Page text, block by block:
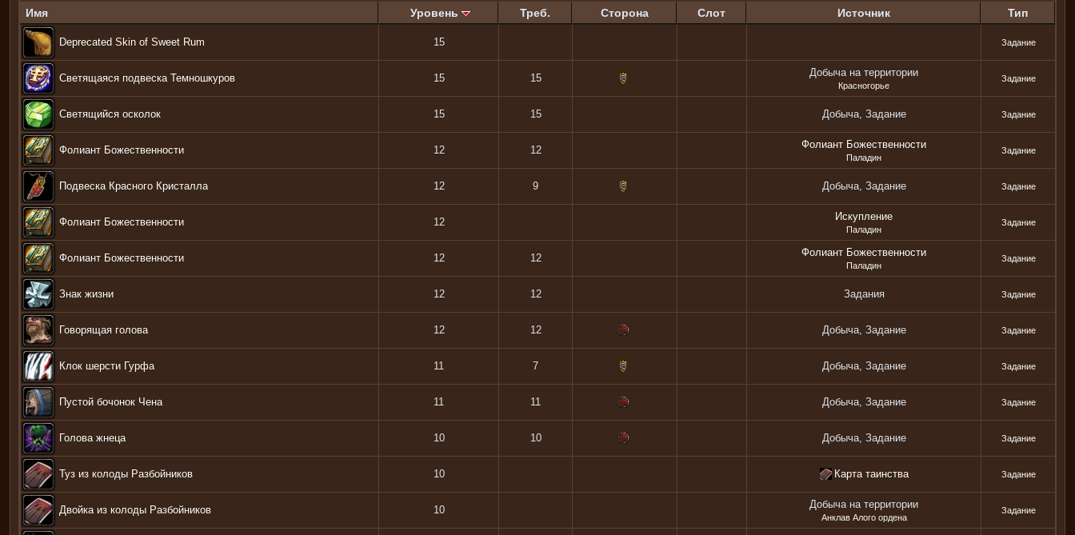
Имя Уровень Треб. Сторона Слот Источник Тип
Deprecated Skin of Sweet Rum 15 Задание
Светящаяся подвеска Темношкуров 15 15 Добыча на территории
Красногорье
Задание
Светящийся осколок 15 15 Добыча, Задание Задание
Фолиант Божественности 12 12 Фолиант Божественности
Паладин
Задание
Подвеска Красного Кристалла 12 9 Добыча, Задание Задание
Фолиант Божественности 12 Искупление
Паладин
Задание
Фолиант Божественности 12 12 Фолиант Божественности
Паладин
Задание
Знак жизни 12 12 Задания Задание
Говорящая голова 12 12 Добыча, Задание Задание
Клок шерсти Гурфа 11 7 Добыча, Задание Задание
Пустой бочонок Чена 11 11 Добыча, Задание Задание
Голова жнеца 10 10 Добыча, Задание Задание
Туз из колоды Разбойников 10 Карта таинства Задание
Двойка из колоды Разбойников 10 Добыча на территории
Анклав Алого ордена
Задание